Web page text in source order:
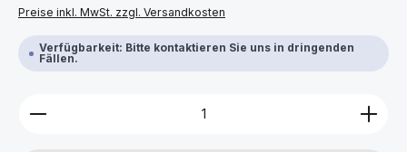
Preise inkl. MwSt. zzgl. Versandkosten
Verfügbarkeit: Bitte kontaktieren Sie uns in dringenden
Fällen.
Produkt Anzahl: Gib den gewünschten Wert ein